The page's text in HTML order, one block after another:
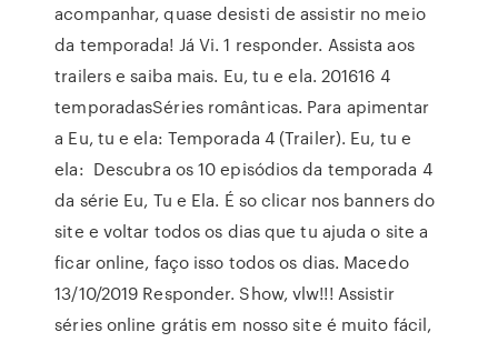
acompanhar, quase desisti de assistir no meio
da temporada! Já Vi. 1 responder. Assista aos
trailers e saiba mais. Eu, tu e ela. 201616 4
temporadasSéries românticas. Para apimentar
a Eu, tu e ela: Temporada 4 (Trailer). Eu, tu e
ela: Descubra os 10 episódios da temporada 4
da série Eu, Tu e Ela. É so clicar nos banners do
site e voltar todos os dias que tu ajuda o site a
ficar online, faço isso todos os dias. Macedo
13/10/2019 Responder. Show, vlw!!! Assistir
séries online grátis em nosso site é muito fácil,